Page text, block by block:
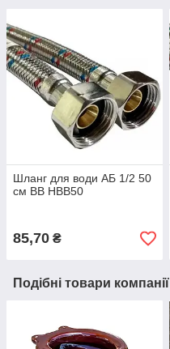
Шланг для води АБ 1/2 50
см ВВ HBB50
85,70 ₴
Подібні товари компанії